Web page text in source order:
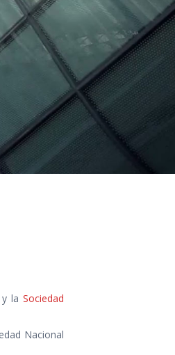
y laSociedad
Nacional